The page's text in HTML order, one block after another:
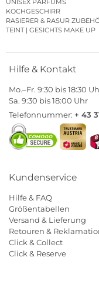
UNISEX PARFUMS
KOCHGESCHIRR
RASIERER & RASUR
TEINT | GESICHTS MAKE UP
Hilfe & Kontakt
Mo.–Fr. 9:30 bis 18:30
Sa. 9:30 bis 18:00 Uhr
Telefonnummer: + 43
Kundenservice
Hilfe & FAQ
Größentabellen
Versand & Lieferung
Retouren &
Click & Collect
Click & Reserve